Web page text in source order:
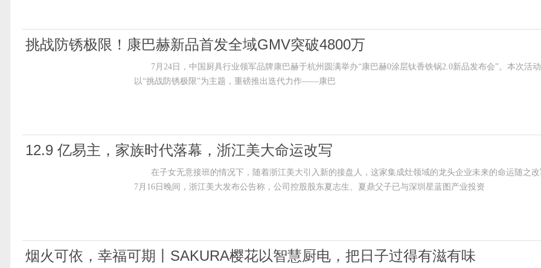
挑战防锈极限！康巴赫新品首发全域GMV突破4800万
7月24日，中国厨具行业领军品牌康巴赫于杭州圆满举办“康巴赫0涂层钛香铁锅2.0新品发布会”。本次活动
以“挑战防锈极限”为主题，重磅推出迭代力作——康巴
12.9 亿易主，家族时代落幕，浙江美大命运改写
在子女无意接班的情况下，随着浙江美大引入新的接盘人，这家集成灶领域的龙头企业未来的命运随之改
7月16日晚间，浙江美大发布公告称，公司控股股东夏志生、夏鼎父子已与深圳星蓝图产业投资
烟火可依，幸福可期丨SAKURA樱花以智慧厨电，把日子过得有滋有味